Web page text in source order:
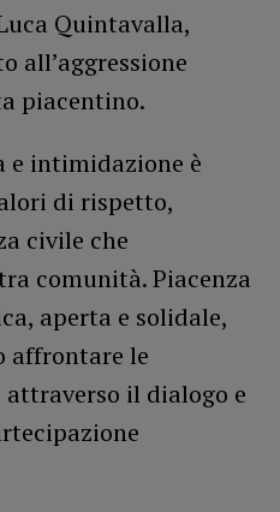
Quintavalla,
all’aggressione
piacentino.
e intimidazione è
di rispetto,
civile che
comunità. Piacenza
aperta e solidale,
affrontare le
il dialogo e